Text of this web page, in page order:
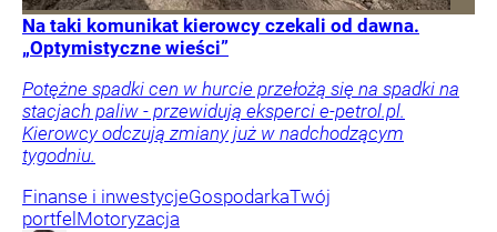
Na taki komunikat kierowcy czekali od dawna.
„Optymistyczne wieści”
Potężne spadki cen w hurcie przełożą się na spadki na
stacjach paliw - przewidują eksperci e-petrol.pl.
Kierowcy odczują zmiany już w nadchodzącym
tygodniu.
Finanse i inwestycjeGospodarkaTwój
portfel Motoryzacja